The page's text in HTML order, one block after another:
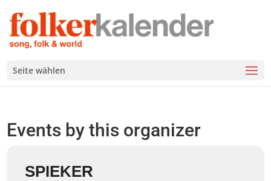
Seite wählen
Events by this organizer
SPIEKER